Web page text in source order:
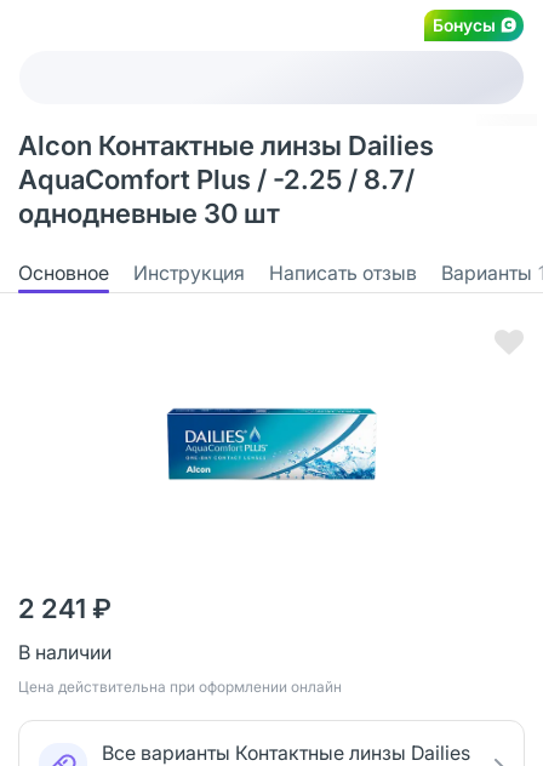
Бонусы
Alcon Контактные линзы Dailies
AquaComfort Plus / -2.25 / 8.7/
однодневные 30 шт
Основное Инструкция Написать отзыв Варианты
2 241 ₽
В наличии
Цена действительна при оформлении онлайн
Все варианты Контактные линзы Dailies